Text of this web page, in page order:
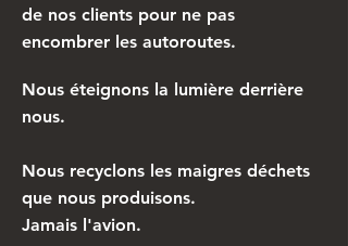
de nos clients pour ne pas
encombrer les autoroutes.
Nous éteignons la lumière derrière
nous.
Nous recyclons les maigres déchets
que nous produisons.
Jamais l'avion.